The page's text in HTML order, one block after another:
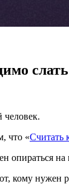
человек.
что «Считать
опираться
кому нужен